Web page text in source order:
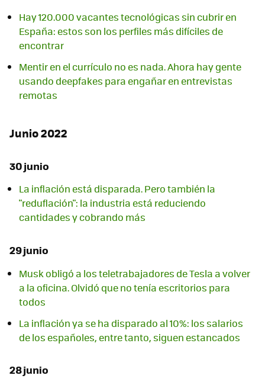
Hay 120.000 vacantes tecnológicas sin cubrir en
España: estos son los perfiles más difíciles de
encontrar
Mentir en el currículo no es nada. Ahora hay gente
usando deepfakes para engañar en entrevistas
remotas
Junio 2022
30 junio
La inflación está disparada. Pero también la
"reduflación": la industria está reduciendo
cantidades y cobrando más
29 junio
Musk obligó a los teletrabajadores de Tesla a volver
a la oficina. Olvidó que no tenía escritorios para
todos
La inflación ya se ha disparado al 10%: los salarios
de los españoles, entre tanto, siguen estancados
28 junio